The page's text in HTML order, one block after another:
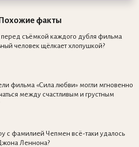
факты
перед съёмкой каждого дубля фильма
человек щёлкает хлопушкой?
фильма «Сила любви» могли мгновенно
между счастливым и грустным
с фамилией Чепмен всё-таки удалось
Леннона?